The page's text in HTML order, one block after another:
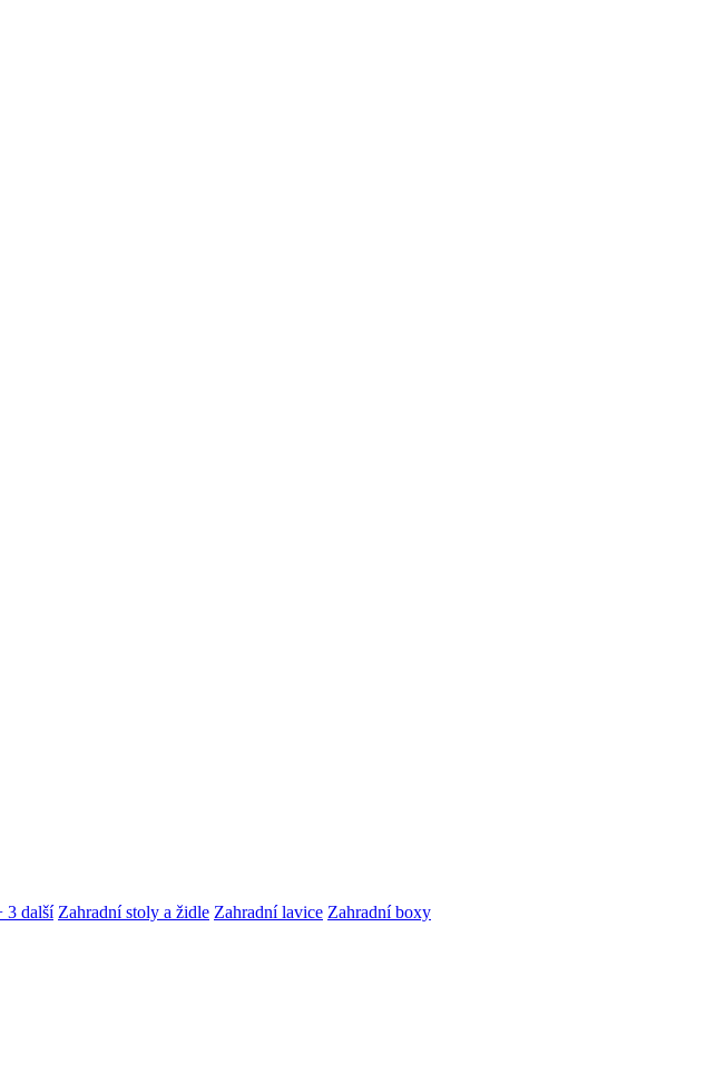
3 další Zahradní stoly a židle Zahradní lavice Zahradní boxy